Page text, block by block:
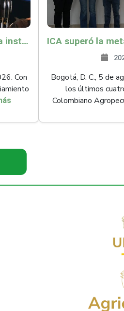
ICA Risaralda acercó su oferta institucional a productores y emprendedores en Expocamello
Con
Bogotá, D. C., 5 de
los últimos
Colombiano